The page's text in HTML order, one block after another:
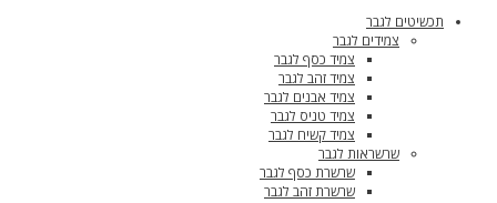
תכשיטים לגבר
צמידים לגבר
צמיד כסף לגבר
צמיד זהב לגבר
צמיד אבנים לגבר
צמיד טניס לגבר
צמיד קשיח לגבר
שרשראות לגבר
שרשרת כסף לגבר
שרשרת זהב לגבר